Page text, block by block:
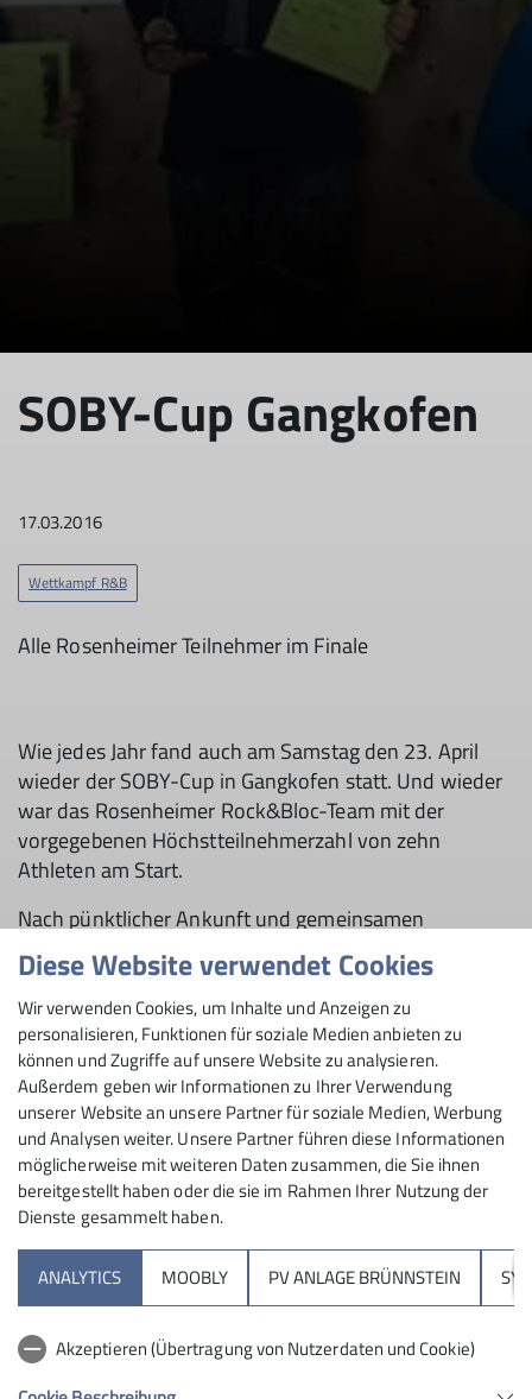
SOBY-Cup Gangkofen
17.03.2016
Wettkampf R&B
Alle Rosenheimer Teilnehmer im Finale
Wie jedes Jahr fand auch am Samstag den 23. April
wieder der SOBY-Cup in Gangkofen statt. Und wieder
war das Rosenheimer Rock&Bloc-Team mit der
vorgegebenen Höchstteilnehmerzahl von zehn
Athleten am Start.
Nach pünktlicher Ankunft und gemeinsamen
Aufwärmen starteten alle topfit in ihre Qualitouren
und das Ergebnis daraus konnte sich sehen lassen.
Alle Rosenheimer waren im Finale!
Also ging es zur neuen Stärkung kurz was essen und
trinken und dann ab in die Isolation.
Als Erstes waren die Kids an der Reihe. Hier konnte bei
den Jungs Noah Zebhauser mit Platz 2 überzeugen.
Die drei Mädels Lisa-Marie Weigl, Manou Gareis und
Elisa Kittelberger erreichten Platz 9, 7 und 2.
Ab ins steile Dach ging es bei den Schülern. Paul
Bliestle ließ alle seine Konkurrenten hinter sich und
erkämpfte sich somit den ersten Platz! Auch die
Mädels, Klara Zebhauser mit Platz 4 und Julia Zeiler
mit Platz 3, zeigten, dass auch sie im Überhang
klettern können.
Diese Website verwendet Cookies
Wir verwenden Cookies, um Inhalte und Anzeigen zu
personalisieren, Funktionen für soziale Medien anbieten zu
können und Zugriffe auf unsere Website zu analysieren.
Außerdem geben wir Informationen zu Ihrer Verwendung
unserer Website an unsere Partner für soziale Medien, Werbung
und Analysen weiter. Unsere Partner führen diese Informationen
möglicherweise mit weiteren Daten zusammen, die Sie ihnen
bereitgestellt haben oder die sie im Rahmen Ihrer Nutzung der
Dienste gesammelt haben.
ANALYTICS MOOBLY PV ANLAGE BRÜNNSTEIN
Akzeptieren (Übertragung von Nutzerdaten und Cookie)